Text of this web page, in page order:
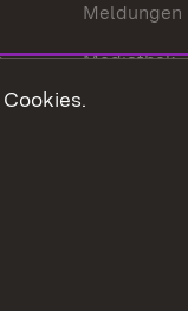
Meldungen
Mediathek